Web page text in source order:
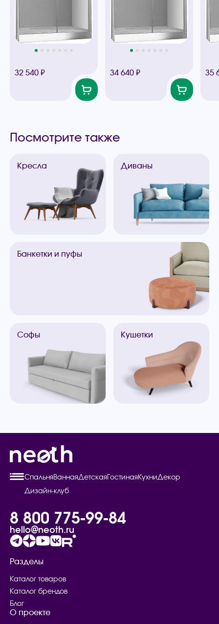
32 540 ₽ 34 640 ₽ 35
Посмотрите также
Кресла Диваны
Банкетки и пуфы
Софы Кушетки
СпальняВаннаяДетскаяГостинаяКухниДекор
Дизайн-клуб
8 800 775-99-84
hello@neoth.ru
Разделы
Каталог товаров
Каталог брендов
Блог
О проекте